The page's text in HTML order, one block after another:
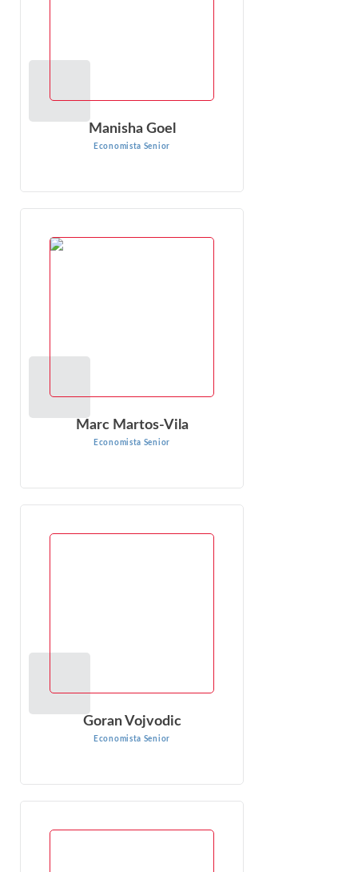
Manisha Goel
Economista Senior
Marc Martos-Vila
Economista Senior
Economista Senior
Marc Martos-Vila es economista sénior de Econ One
Goran Vojvodic
Economista Senior
Economista Senior
Consultor principal